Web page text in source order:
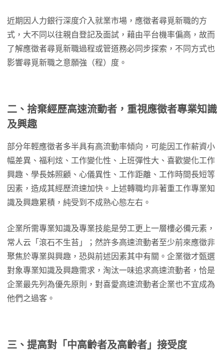
近期因人力銀行深度介入就業市場，應徵者尋覓新職的方
式，大不同以往親自登記及面試，藉由平台機率偏高，故而
了解應徵者尋覓新職過程或管道務必同步探索，不同方式也
影響尋覓新職之意願強（程）度。
二、捨棄經歷高速流動者，重視應徵者專業知識
及興趣
部分年輕應徵者多半具有高流動率傾向，可能因工作薪資小
幅差異、福利炫、工作變化性、上班彈性大、喜歡變化工作
興趣、學長姊照顧、心儀異性、工作距離、工作時間長短等
因素，造成其經歷流速加快。上述轉職均非著重工作專業知
識及興趣累積，純受到不成熟心態左右。
企業所需專業知識及專業技能是勞工更上一層樓必備元素，
常人云「滾石不生苔」；然許多高速流動者至少前來應徵非
聚焦於專業與興趣，恐與前述因素其中有關。企業徵才甄選
對象專業知識及興趣需求，淘汰一味追求高速流動者，恰是
企業最先列為優先原則，對喜愛高速流動者企業也不宜成為
他們之過客。
三、提高對「中高齡者及高齡者」接受度